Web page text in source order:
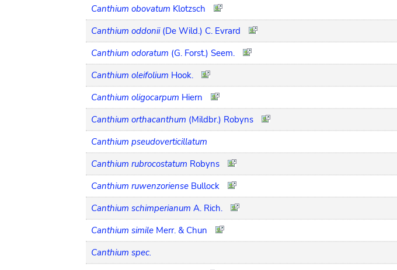
Canthium obovatum Klotzsch
Canthium oddonii (De Wild.) C. Evrard
Canthium odoratum (G. Forst.) Seem.
Canthium oleifolium Hook.
Canthium oligocarpum Hiern
Canthium orthacanthum (Mildbr.) Robyns
Canthium pseudoverticillatum
Canthium rubrocostatum Robyns
Canthium ruwenzoriense Bullock
Canthium schimperianum A. Rich.
Canthium simile Merr. & Chun
Canthium spec.